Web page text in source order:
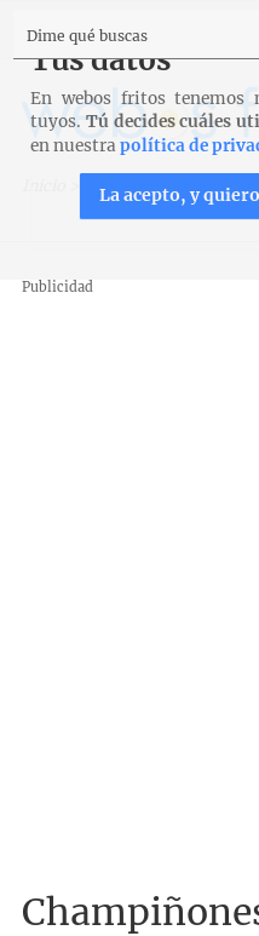
Recetas Verduras y
Publicidad
Tus datos
En webos fritos
tuyos. Tú decides cuáles
en nuestrapolítica de
La acepto, y